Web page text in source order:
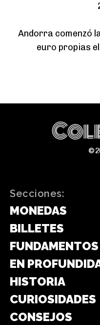
Andorra comenzó
euro propias
©
Secciones:
MONEDAS
BILLETES
FUNDAMENTOS
EN
HISTORIA
CURIOSIDADES
CONSEJOS